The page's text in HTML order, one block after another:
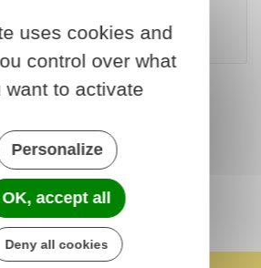
uses cookies and
control over what
want to activate
Personalize
OK, accept all
Deny all cookies